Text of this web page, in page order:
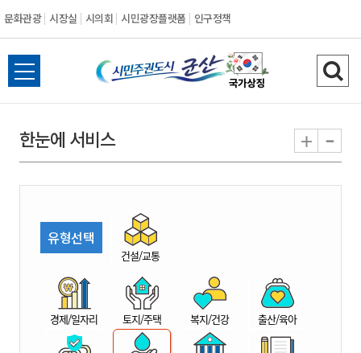
문화관광 시장실 시의회 시민광장플랫폼 인구정책
시
민
권
시
산
전
체
뉴
열
검
색
기
한눈에 서비스 + -
유형선택
건설/교통
경제/일자리 토지/주택 복지/건강 출산/육아